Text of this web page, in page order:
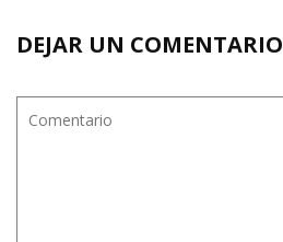
DEJAR UN COMENTARIO